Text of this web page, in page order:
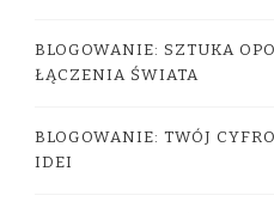
BLOGOWANIE: SZTUKA
ŁĄCZENIA ŚWIATA
BLOGOWANIE: TWÓJ
IDEI